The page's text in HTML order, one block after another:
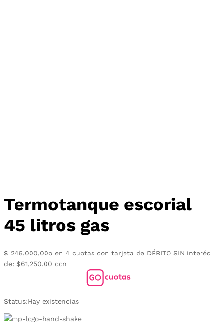
Termotanque escorial
45 litros gas
$ 245.000,00o en 4 cuotas con tarjeta de DÉBITO SIN interés
de: $61,250.00 con
Status:Hay existencias